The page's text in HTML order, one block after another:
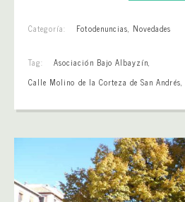
Categoría: Fotodenuncias, Novedades
Tag: Asociación Bajo Albayzín,
Calle Molino de la Corteza de San Andrés,